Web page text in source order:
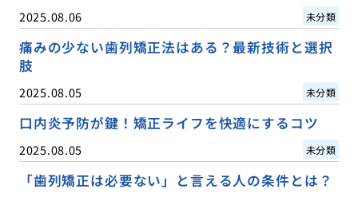
2025.08.06 未分類
痛みの少ない歯列矯正法はある？最新技術と選択
肢
2025.08.05 未分類
口内炎予防が鍵！矯正ライフを快適にするコツ
2025.08.05 未分類
「歯列矯正は必要ない」と言える人の条件とは？